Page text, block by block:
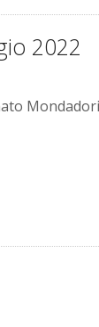
2022
Mondadori